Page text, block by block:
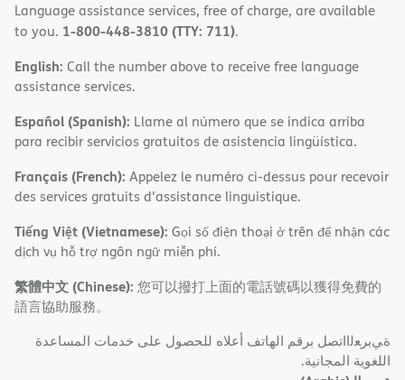
Language assistance services, free of charge, are available
to you. 1-800-448-3810 (TTY: 711).
English: Call the number above to receive free language
assistance services.
Español (Spanish): Llame al número que se indica arriba
para recibir servicios gratuitos de asistencia lingüística.
Français (French): Appelez le numéro ci-dessus pour recevoir
des services gratuits d'assistance linguistique.
Tiếng Việt (Vietnamese): Gọi số điện thoại ở trên để nhận các
dịch vụ hỗ trợ ngôn ngữ miễn phí.
繁體中文 (Chinese): 您可以撥打上面的電話號碼以獲得免費的
語言協助服務。
ةﻲﺑﺮﻌﻟااﺗﺼﻞ ﺑﺮﻗﻢ اﻟﮭﺎﺗﻒ أﻋﻼه ﻟﻠﺤﺼﻮل ﻋﻠﻰ ﺧﺪﻣﺎت اﻟﻤﺴﺎﻋﺪة
اﻟﻠﻐﻮﯾﺔ اﻟﻤﺠﺎﻧﯿﺔ.